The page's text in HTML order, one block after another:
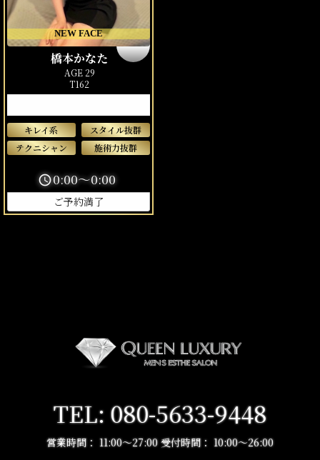
NEW FACE
橋本かなた
AGE 29
T162
キレイ系
スタイル抜群
テクニシャン
施術力抜群
schedule0:00～0:00
ご予約満了
TEL: 080-5633-9448
営業時間： 11:00〜27:00 受付時間： 10:00～26:00